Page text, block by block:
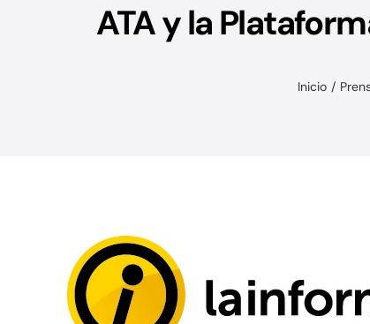
Asociaciones
ATA y la
Inicio